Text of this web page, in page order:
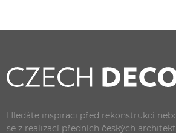
Hledáte inspiraci před rekonstrukcí
se z realizací předních českých